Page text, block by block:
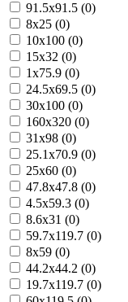
91.5x91.5 (0)
8x25 (0)
10x100 (0)
15x32 (0)
1x75.9 (0)
24.5x69.5 (0)
30x100 (0)
160x320 (0)
31x98 (0)
25.1x70.9 (0)
25x60 (0)
47.8x47.8 (0)
4.5x59.3 (0)
8.6x31 (0)
59.7x119.7 (0)
8x59 (0)
44.2x44.2 (0)
19.7x119.7 (0)